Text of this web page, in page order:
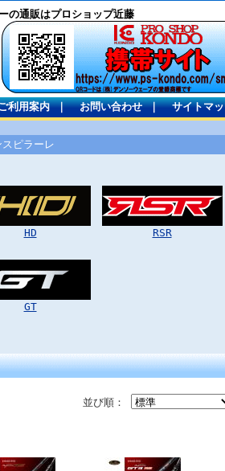
の通販はプロショップ近藤
利用案内｜ お問い合わせ｜ サイトマ
ピラーレ
HD RSR
GT
並び順：